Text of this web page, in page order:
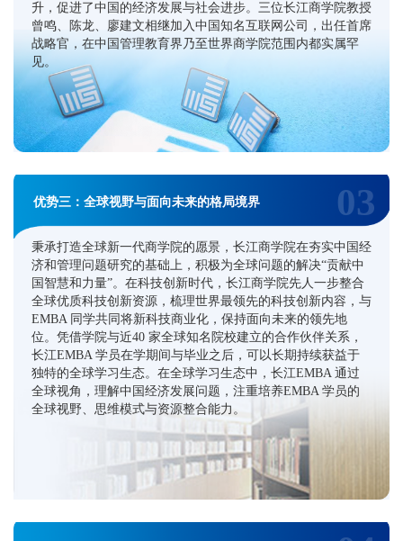
升，促进了中国的经济发展与社会进步。三位长江商学院教授
曾鸣、陈龙、廖建文相继加入中国知名互联网公司，出任首席
战略官，在中国管理教育界乃至世界商学院范围内都实属罕
见。
优势三：全球视野与面向未来的格局境界 03
秉承打造全球新一代商学院的愿景，长江商学院在夯实中国经
济和管理问题研究的基础上，积极为全球问题的解决“贡献中
国智慧和力量”。在科技创新时代，长江商学院先人一步整合
全球优质科技创新资源，梳理世界最领先的科技创新内容，与
EMBA 同学共同将新科技商业化，保持面向未来的领先地
位。凭借学院与近40 家全球知名院校建立的合作伙伴关系，
长江EMBA 学员在学期间与毕业之后，可以长期持续获益于
独特的全球学习生态。在全球学习生态中，长江EMBA 通过
全球视角，理解中国经济发展问题，注重培养EMBA 学员的
全球视野、思维模式与资源整合能力。